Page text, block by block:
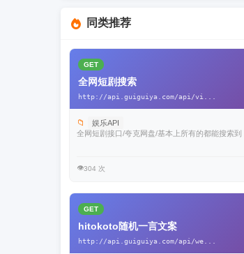
同类推荐
GET
全网短剧搜索
http://api.guiguiya.com/api/vi...
📁
娱乐API
全网短剧接口/夸克网盘/基本上所有的都能搜索到
👁️304 次
GET
hitokoto随机一言文案
http://api.guiguiya.com/api/we...